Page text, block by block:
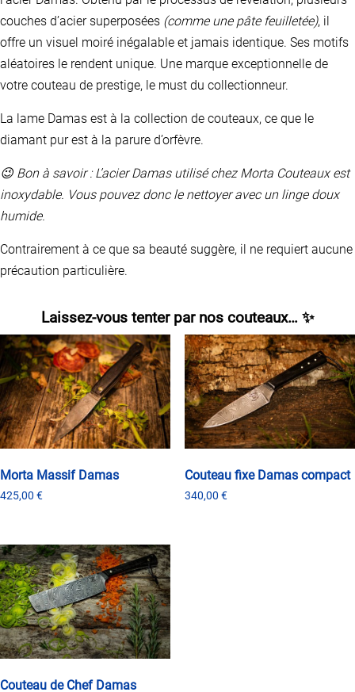
couches d’acier superposées (comme une pâte feuilletée), il
offre un visuel moiré inégalable et jamais identique. Ses motifs
aléatoires le rendent unique. Une marque exceptionnelle de
votre couteau de prestige, le must du collectionneur.
La lame Damas est à la collection de couteaux, ce que le
diamant pur est à la parure d’orfèvre.
😉 Bon à savoir : L’acier Damas utilisé chez Morta Couteaux est
inoxydable. Vous pouvez donc le nettoyer avec un linge doux
humide.
Contrairement à ce que sa beauté suggère, il ne requiert aucune
précaution particulière.
Laissez-vous tenter par nos couteaux… ✨
Morta Massif Damas
425,00 €
a
plusieurs
variations.
Les
options
peuvent
être
choisies
la
Couteau fixe Damas compact
340,00 €
Couteau de Chef Damas